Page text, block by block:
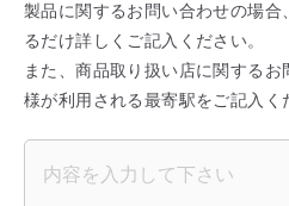
製品に関するお問い合わせの場合
るだけ詳しくご記入ください。
また、商品取り扱い店に関する
様が利用される最寄駅をご記入く